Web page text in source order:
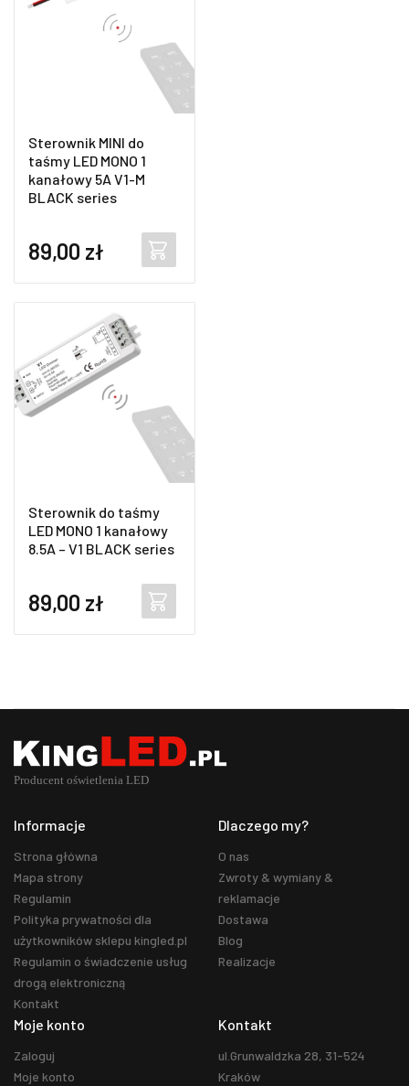
Sterownik MINI do
taśmy LED MONO 1
kanałowy 5A V1-M
BLACK series
89,00 zł
Sterownik do taśmy
LED MONO 1 kanałowy
8.5A – V1 BLACK series
89,00 zł
Informacje
Strona główna
Mapa strony
Regulamin
Polityka prywatności dla
użytkowników sklepu kingled.pl
Regulamin o świadczenie usług
drogą elektroniczną
Kontakt
Dlaczego my?
O nas
Zwroty & wymiany &
reklamacje
Dostawa
Blog
Realizacje
Moje konto
Zaloguj
Moje konto
Kontakt
ul.Grunwaldzka 28, 31-524
Kraków